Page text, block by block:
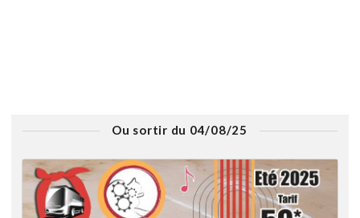
Ou sortir du 04/08/25